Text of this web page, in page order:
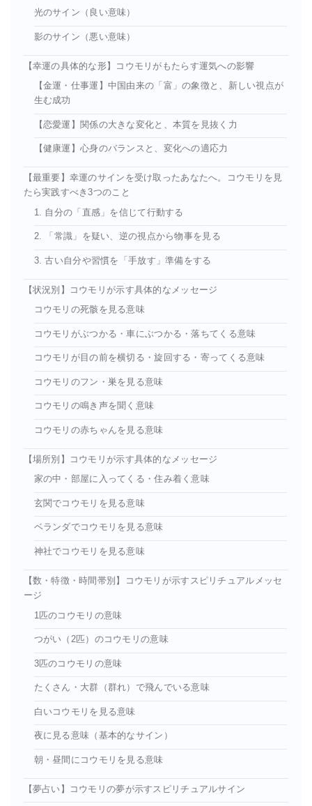
光のサイン（良い意味）
影のサイン（悪い意味）
【幸運の具体的な形】コウモリがもたらす運気への影響
【金運・仕事運】中国由来の「富」の象徴と、新しい視点が
生む成功
【恋愛運】関係の大きな変化と、本質を見抜く力
【健康運】心身のバランスと、変化への適応力
【最重要】幸運のサインを受け取ったあなたへ。コウモリを見
たら実践すべき3つのこと
1. 自分の「直感」を信じて行動する
2. 「常識」を疑い、逆の視点から物事を見る
3. 古い自分や習慣を「手放す」準備をする
【状況別】コウモリが示す具体的なメッセージ
コウモリの死骸を見る意味
コウモリがぶつかる・車にぶつかる・落ちてくる意味
コウモリが目の前を横切る・旋回する・寄ってくる意味
コウモリのフン・巣を見る意味
コウモリの鳴き声を聞く意味
コウモリの赤ちゃんを見る意味
【場所別】コウモリが示す具体的なメッセージ
家の中・部屋に入ってくる・住み着く意味
玄関でコウモリを見る意味
ベランダでコウモリを見る意味
神社でコウモリを見る意味
【数・特徴・時間帯別】コウモリが示すスピリチュアルメッセ
ージ
1匹のコウモリの意味
つがい（2匹）のコウモリの意味
3匹のコウモリの意味
たくさん・大群（群れ）で飛んでいる意味
白いコウモリを見る意味
夜に見る意味（基本的なサイン）
朝・昼間にコウモリを見る意味
【夢占い】コウモリの夢が示すスピリチュアルサイン